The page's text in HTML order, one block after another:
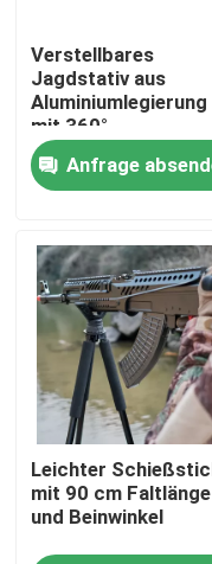
Startseite
Videos
VR Show
Über uns
Verstellbares
Jagdstativ aus
Aluminiumlegierung
mit 360°-
Streckenbereich
Anfrage
Leichter
mit 90 cm Faltlänge
und Beinwinkel